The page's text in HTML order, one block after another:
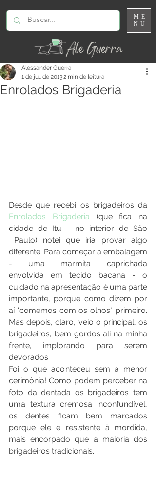
ME
NU
Enrolados Brigaderia
Alessander Guerra
1 de jul. de 20132 min de leitura
Enrolados Brigaderia (que fica na
cidade de Itu - no interior de São
Paulo) notei que iria provar algo
diferente. Para começar a embalagem
- uma marmita caprichada
envolvida em tecido bacana - o
cuidado na apresentação é uma parte
importante, porque como dizem por
aí "comemos com os olhos" primeiro.
Mas depois, claro, veio o principal, os
brigadeiros, bem gordos ali na minha
frente, implorando para serem
devorados.
Foi o que aconteceu sem a menor
cerimônia! Como podem perceber na
foto da dentada os brigadeiros tem
uma textura cremosa inconfundível,
os dentes ficam bem marcados
porque ele é resistente à mordida,
mais encorpado que a maioria dos
brigadeiros tradicionais.